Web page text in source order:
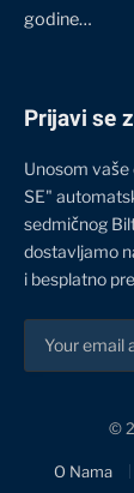
godine…
Prijavi se
Unosom
SE"
sedmičnog
dostavljamo
i besplatno
©
O Nama